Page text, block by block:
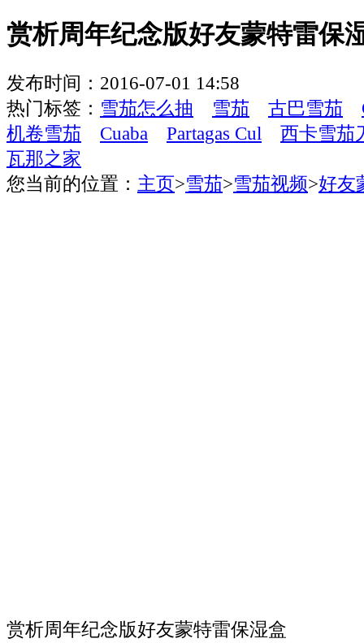
赏析周年纪念版好友蒙特雷保
发布时间：2016-07-01 14:58
热门标签： 雪茄怎么抽 雪茄 古巴雪茄
机卷雪茄
Cuaba Partagas Cul
西卡雪茄
瓦那之家
您当前的位置： 主页>雪茄>雪茄视频>好友
赏析周年纪念版好友蒙特雷保湿盒